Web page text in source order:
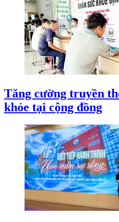
Tăng cường truyền
khỏe tại cộng đồng